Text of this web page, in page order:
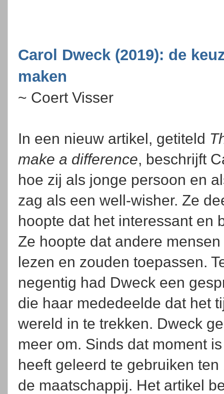
Carol Dweck (2019): de
maken
~ Coert Visser
In een nieuw artikel, getiteld
make a difference, beschrijft
hoe zij als jonge persoon en
zag als een well-wisher. Ze
hoopte dat het interessant en
Ze hoopte dat andere
lezen en zouden toepassen.
negentig had Dweck een
die haar mededeelde dat het
wereld in te trekken. Dweck
meer om. Sinds dat moment
heeft geleerd te gebruiken
de maatschappij. Het artikel